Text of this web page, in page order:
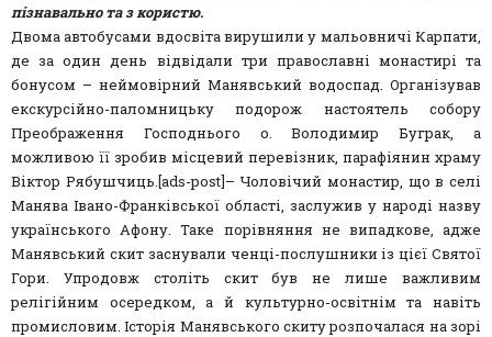
пізнавально та з користю.
Двома автобусами вдосвіта вирушили у мальовничі Карпати,
де за один день відвідали три православні монастирі та
бонусом – неймовірний Манявський водоспад. Організував
екскурсійно-паломницьку подорож настоятель собору
Преображення Господнього о. Володимир Буграк, а
можливою її зробив місцевий перевізник, парафіянин храму
Віктор Рябушчиць.[ads-post]– Чоловічий монастир, що в селі
Манява Івано-Франківської області, заслужив у народі назву
українського Афону. Таке порівняння не випадкове, адже
Манявський скит заснували ченці-послушники із цієї Святої
Гори. Упродовж століть скит був не лише важливим
релігійним осередком, а й культурно-освітнім та навіть
промисловим. Історія Манявського скиту розпочалася на зорі